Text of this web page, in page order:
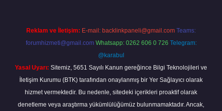
Reklam ve İletişim: E-mail: backlinkpaneli@gmail.com Teams:
forumhizmeti@gmail.com Whatsapp: 0262 606 0 726 Telegram:
@karabul
Yasal Uyarı: Sitemiz, 5651 Sayılı Kanun gereğince Bilgi Teknolojileri ve
İletişim Kurumu (BTK) tarafından onaylanmış bir Yer Sağlayıcı olarak
hizmet vermektedir. Bu nedenle, sitedeki içerikleri proaktif olarak
denetleme veya araştırma yükümlülüğümüz bulunmamaktadır. Ancak,